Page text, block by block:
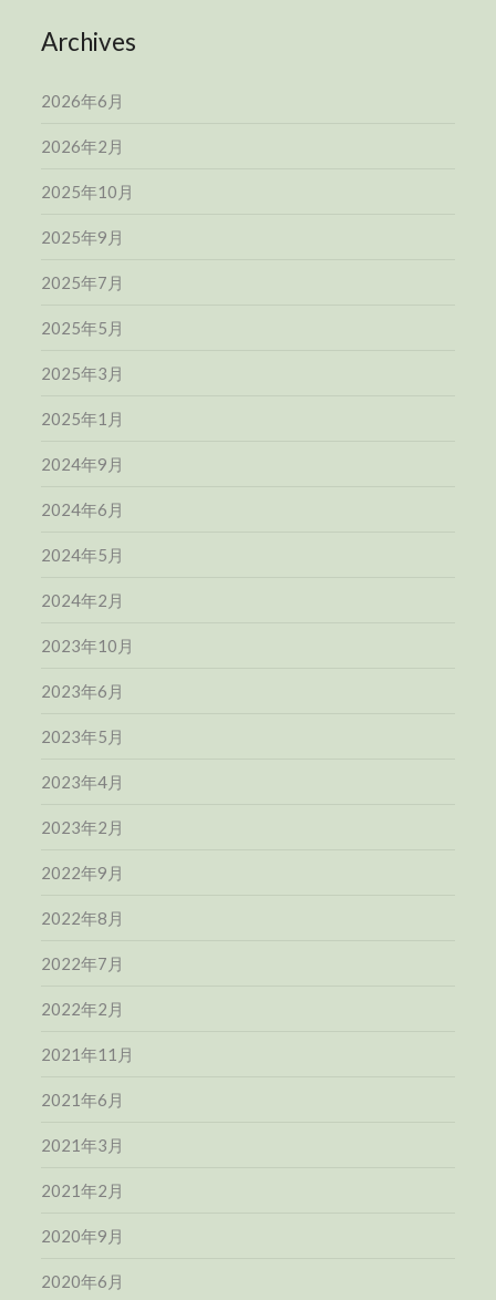
Archives
2026年6月
2026年2月
2025年10月
2025年9月
2025年7月
2025年5月
2025年3月
2025年1月
2024年9月
2024年6月
2024年5月
2024年2月
2023年10月
2023年6月
2023年5月
2023年4月
2023年2月
2022年9月
2022年8月
2022年7月
2022年2月
2021年11月
2021年6月
2021年3月
2021年2月
2020年9月
2020年6月